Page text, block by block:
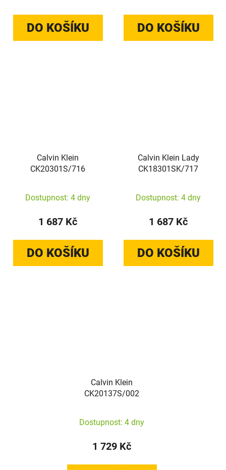
DO KOŠÍKU DO KOŠÍKU
Calvin Klein
CK20301S/716
Dostupnost: 4 dny
1 687 Kč
DO KOŠÍKU
Calvin Klein Lady
CK18301SK/717
Dostupnost: 4 dny
1 687 Kč
DO KOŠÍKU
Calvin Klein
CK20137S/002
Dostupnost: 4 dny
1 729 Kč